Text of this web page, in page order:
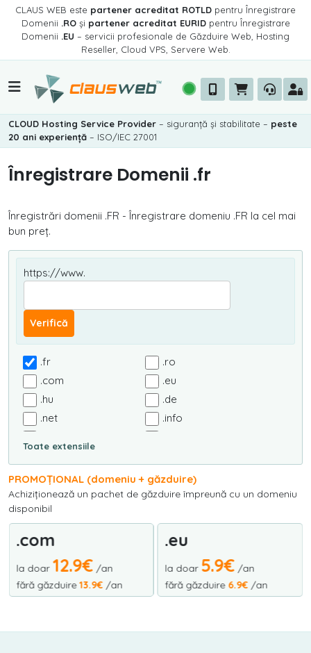
CLAUS WEB este partener acreditat ROTLD pentru Înregistrare
Domenii .ROși partener acreditat EURIDpentru Înregistrare
Domenii .EU – servicii profesionale de Găzduire Web, Hosting
Reseller, Cloud VPS, Servere Web.
CLOUD Hosting Service Provider – siguranță și stabilitate – peste
20 ani experiență – ISO/IEC 27001
Înregistrare Domenii .fr
Înregistrări domenii .FR - Înregistrare domeniu .FR la cel mai
bun preț.
https://www.
Verifică
.fr
.ro
.com
.eu
.hu
.de
.net
.info
.nom.ro
.info.ro
.rec.ro
.arts.ro
.firm.ro
.es
.tv
.us
.co.uk
.uk
.agency
Toate extensiile
PROMOȚIONAL (domeniu + găzduire)
Achiziționează un pachet de găzduire împreună cu un domeniu
disponibil
.com
la doar 12.9€ /an
fără găzduire13.9€ /an
.eu
la doar 5.9€ /an
fără găzduire 6.9€ /an